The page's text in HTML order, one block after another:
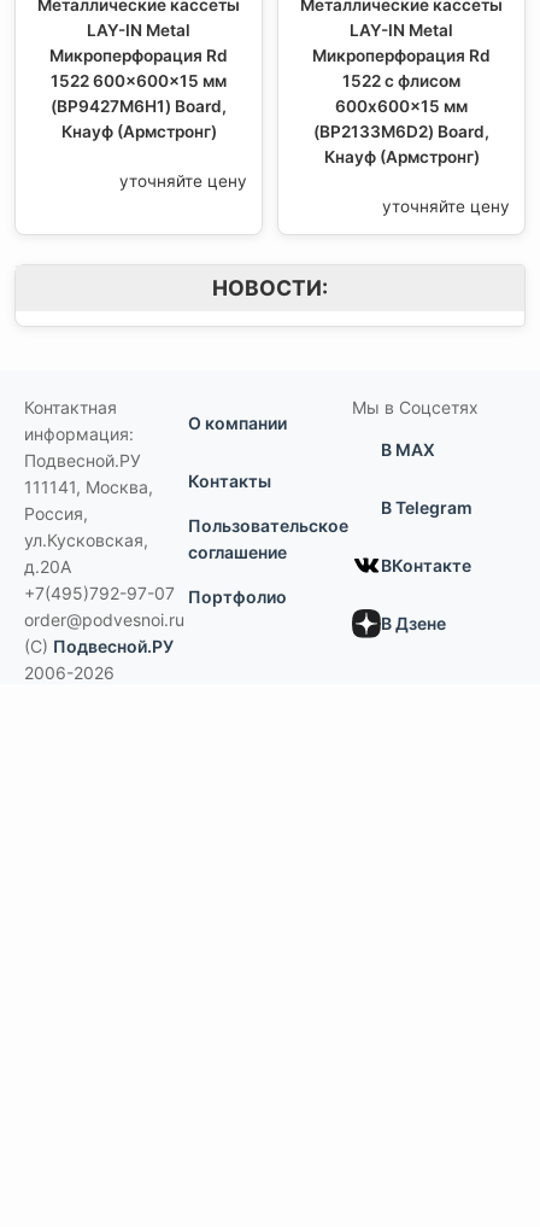
Металлические кассеты
LAY-IN Metal
Микроперфорация Rd
1522 600x600x15 мм
(BP9427M6H1) Board,
Кнауф (Армстронг)
уточняйте цену
Металлические кассеты
LAY-IN Metal
Микроперфорация Rd
1522 с флисом
600x600x15 мм
(BP2133M6D2) Board,
Кнауф (Армстронг)
уточняйте цену
НОВОСТИ:
Контактная
информация:
Подвесной.РУ
111141, Москва,
Россия,
ул.Кусковская,
д.20А
+7(495)792-97-07
order@podvesnoi.ru
(C) Подвесной.РУ
2006-2026
О компании
Контакты
Пользовательское
соглашение
Портфолио
Мы в Соцсетях
В MAX
В Telegram
ВКонтакте
В Дзене